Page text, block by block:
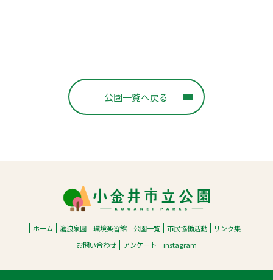
公園一覧へ戻る
ホーム 滄浪泉園 環境楽習館 公園一覧 市民協働活動
リンク集
お問い合わせ
アンケート instagram